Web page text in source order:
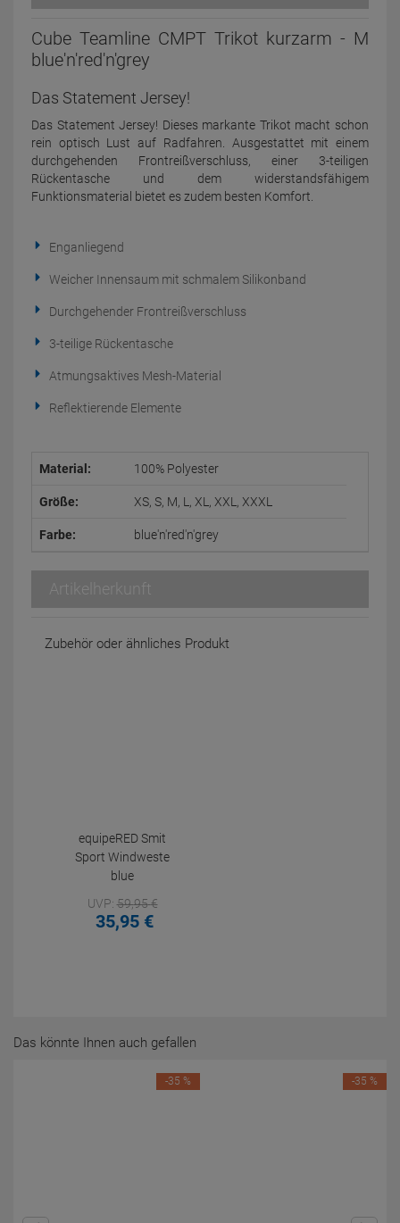
Cube Teamline CMPT Trikot kurzarm - M
blue'n'red'n'grey
Das Statement Jersey!
Das Statement Jersey! Dieses markante Trikot macht schon
rein optisch Lust auf Radfahren. Ausgestattet mit einem
durchgehenden Frontreißverschluss, einer 3-teiligen
Rückentasche und dem widerstandsfähigem
Funktionsmaterial bietet es zudem besten Komfort.
Enganliegend
Weicher Innensaum mit schmalem Silikonband
Durchgehender Frontreißverschluss
3-teilige Rückentasche
Atmungsaktives Mesh-Material
Reflektierende Elemente
Material: 100% Polyester
Größe: XS, S, M, L, XL, XXL, XXXL
Farbe: blue'n'red'n'grey
Artikelherkunft
Zubehör oder ähnliches Produkt
equipeRED Smit
Sport Windweste
blue
UVP:59,95€
35,95 €
Das könnte Ihnen auch gefallen
-35 % -35 %